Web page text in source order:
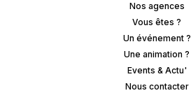
Nos agences
Vous êtes ?
Un événement ?
Une animation ?
Events & Actu'
Nous contacter